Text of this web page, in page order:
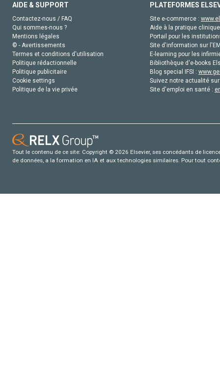
AIDE & SUPPORT
Contactez-nous / FAQ
Qui sommes-nous ?
Mentions légales
© - Avertissements
Termes et conditions d'utilisation
Politique rédactionnelle
Politique publicitaire
Cookie settings
Politique de la vie privée
PLATEFORMES
Site e-commerce :
Aide à la pratique
Portail pour les
Site d'information sur
E-learning pour les
Bibliothèque d'e-books
Blog special IFSI :
Suivez notre actualité
Site d'emploi en santé :
Tout le contenu de ce site: Copyright © 2026 Elsevier, ses concédants de
de données, a la formation en IA et aux technologies similaires. Pour tout